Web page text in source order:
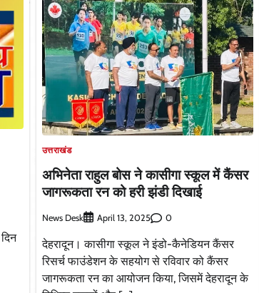
उत्तराखंड
अभिनेता राहुल बोस ने कासीगा स्कूल में कैंसर
जागरूकता रन को हरी झंडी दिखाई
News Desk April 13, 2025 0
देहरादून। कासीगा स्कूल ने इंडो-कैनेडियन कैंसर
रिसर्च फाउंडेशन के सहयोग से रविवार को कैंसर
जागरूकता रन का आयोजन किया, जिसमें देहरादून के